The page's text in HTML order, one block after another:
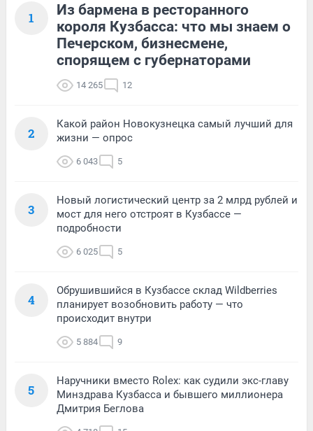
1
Из бармена в ресторанного
короля Кузбасса: что мы знаем о
Печерском, бизнесмене,
спорящем с губернаторами
14 265 12
2
Какой район Новокузнецка самый лучший для
жизни — опрос
6 043 5
3
Новый логистический центр за 2 млрд рублей и
мост для него отстроят в Кузбассе —
подробности
6 025 5
4
Обрушившийся в Кузбассе склад Wildberries
планирует возобновить работу — что
происходит внутри
5 884 9
5
Наручники вместо Rolex: как судили экс-главу
Минздрава Кузбасса и бывшего миллионера
Дмитрия Беглова